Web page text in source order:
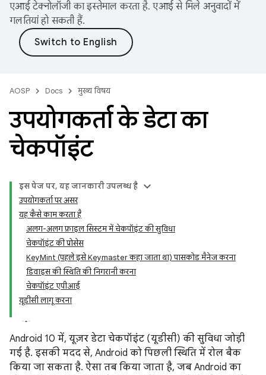
एआई टेक्नोलॉजी का इस्तेमाल करता है. एआई से मिले अनुवादों में
गलतियां हो सकती हैं.
AOSP Docs मुख्य विषय
उपयोगकर्ता के डेटा का
चेकपॉइंट
इस पेज पर, यह जानकारी उपलब्ध है
उपयोगकर्ता पर असर
यह कैसे काम करता है
अलग-अलग फ़ाइल सिस्टम में चेकपॉइंट की सुविधा
चेकपॉइंट की प्रोसेस
KeyMint (पहले इसे Keymaster कहा जाता था) पासकोड मैनेज करना
डिवाइस की स्थिति की निगरानी करना
चेकपॉइंट एपीआई
यूडीसी लागू करना
Android 10 में, यूज़र डेटा चेकपॉइंट (यूडीसी) की सुविधा जोड़ी
गई है. इसकी मदद से, Android को पिछली स्थिति में रोल बैक
किया जा सकता है. ऐसा तब किया जाता है, जब Android का